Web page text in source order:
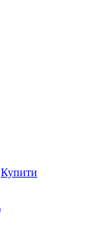
Купити